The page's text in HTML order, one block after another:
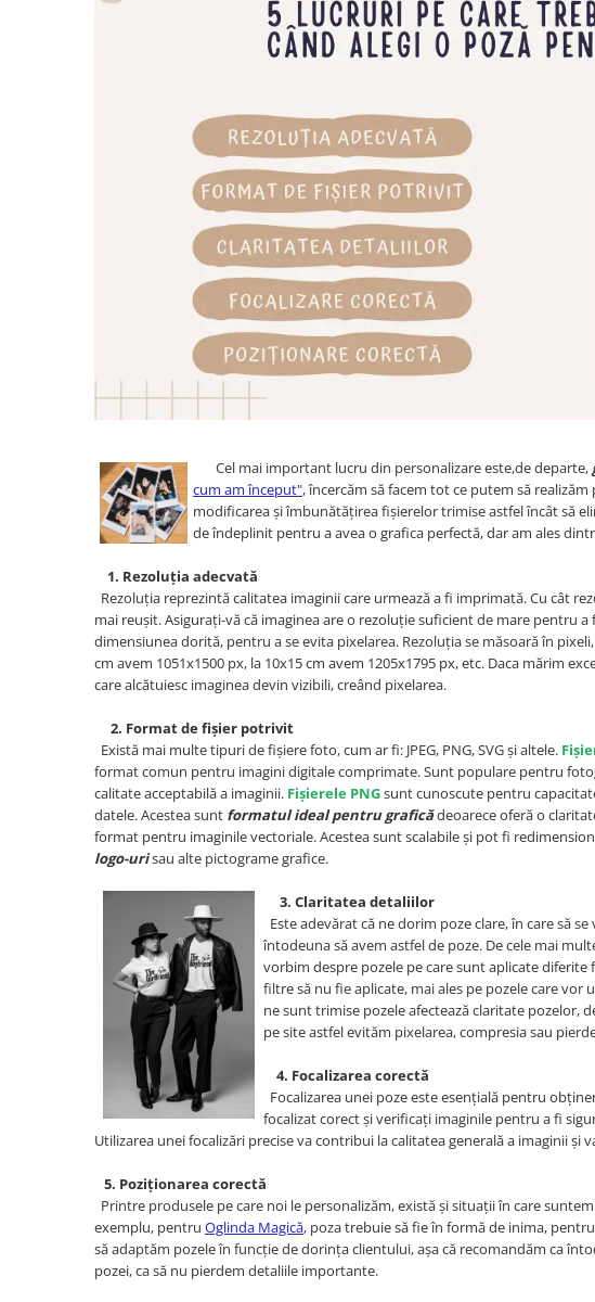
Cel mai important lucru din personalizare este,de departe,
cum am început", încercăm să facem tot ce putem să
modificarea și îmbunătățirea fișierelor trimise astfel încât să
de îndeplinit pentru a avea o grafica perfectă, dar am ales
1. Rezoluția adecvată
Rezoluția reprezintă calitatea imaginii care urmează a fi imprimată. Cu cât
mai reușit. Asigurați-vă că imaginea are o rezoluție suficient de mare pentru
dimensiunea dorită, pentru a se evita pixelarea. Rezoluția se măsoară în
cm avem 1051x1500 px, la 10x15 cm avem 1205x1795 px, etc. Daca mărim
care alcătuiesc imaginea devin vizibili, creând pixelarea.
2. Format de fișier potrivit
Există mai multe tipuri de fișiere foto, cum ar fi: JPEG, PNG, SVG și altele.
format comun pentru imagini digitale comprimate. Sunt populare pentru
calitate acceptabilă a imaginii. Fișierele PNGsunt cunoscute pentru
datele. Acestea sunt formatul ideal pentru graficădeoarece oferă o
format pentru imaginile vectoriale. Acestea sunt scalabile și pot fi
logo-urisau alte pictograme grafice.
3. Claritatea detaliilor
Este adevărat că ne dorim poze clare, în care să
întodeuna să avem astfel de poze. De cele mai
vorbim despre pozele pe care sunt aplicate diferite
filtre să nu fie aplicate, mai ales pe pozele care vor
ne sunt trimise pozele afectează claritate pozelor,
pe site astfel evităm pixelarea, compresia sau
4. Focalizarea corectă
Focalizarea unei poze este esențială pentru
focalizat corect și verificați imaginile pentru a fi
Utilizarea unei focalizări precise va contribui la calitatea generală a imaginii și
5. Poziționarea corectă
Printre produsele pe care noi le personalizăm, există și situații în care
exemplu, pentru Oglinda Magică, poza trebuie să fie în formă de inima,
să adaptăm pozele în funcție de dorința clientului, așa că recomandăm ca
pozei, ca să nu pierdem detaliile importante.